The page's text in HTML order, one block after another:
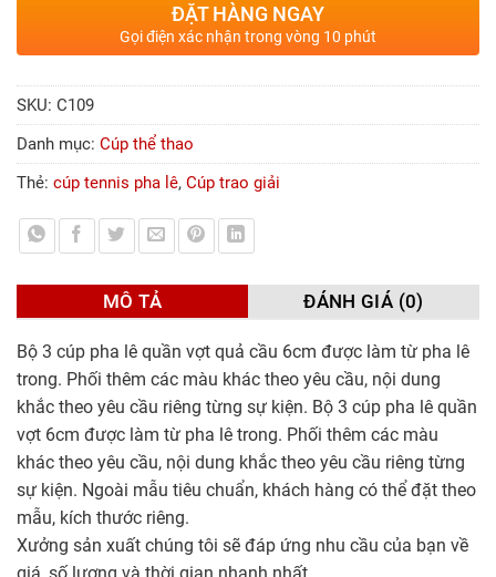
ĐẶT HÀNG NGAY
Gọi điện xác nhận trong vòng 10 phút
SKU: C109
Danh mục: Cúp thể thao
Thẻ: cúp tennis pha lê, Cúp trao giải
MÔ TẢ ĐÁNH GIÁ (0)
Bộ 3 cúp pha lê quần vợt quả cầu 6cm được làm từ pha lê
trong. Phối thêm các màu khác theo yêu cầu, nội dung
khắc theo yêu cầu riêng từng sự kiện. Bộ 3 cúp pha lê quần
vợt 6cm được làm từ pha lê trong. Phối thêm các màu
khác theo yêu cầu, nội dung khắc theo yêu cầu riêng từng
sự kiện. Ngoài mẫu tiêu chuẩn, khách hàng có thể đặt theo
mẫu, kích thước riêng.
Xưởng sản xuất chúng tôi sẽ đáp ứng nhu cầu của bạn về
giá, số lượng và thời gian nhanh nhất.